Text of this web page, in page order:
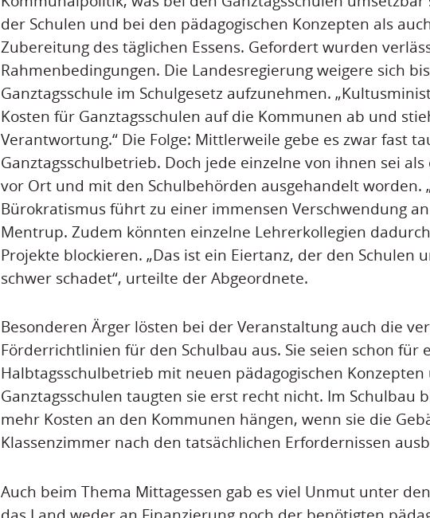
der Schulen und bei den pädagogischen Konzepten als
Zubereitung des täglichen Essens. Gefordert wurden
Rahmenbedingungen. Die Landesregierung weigere sich
Ganztagsschule im Schulgesetz aufzunehmen.
Kosten für Ganztagsschulen auf die Kommunen ab und
Verantwortung.“ Die Folge: Mittlerweile gebe es zwar fast
Ganztagsschulbetrieb. Doch jede einzelne von ihnen sei
vor Ort und mit den Schulbehörden ausgehandelt worden.
Bürokratismus führt zu einer immensen Verschwendung
Mentrup. Zudem könnten einzelne Lehrerkollegien
Projekte blockieren. „Das ist ein Eiertanz, der den Schulen
schwer schadet“, urteilte der Abgeordnete.
Besonderen Ärger lösten bei der Veranstaltung auch die
Förderrichtlinien für den Schulbau aus. Sie seien schon für
Halbtagsschulbetrieb mit neuen pädagogischen
Ganztagsschulen taugten sie erst recht nicht. Im Schulbau
mehr Kosten an den Kommunen hängen, wenn sie die
Klassenzimmer nach den tatsächlichen Erfordernissen
Auch beim Thema Mittagessen gab es viel Unmut unter